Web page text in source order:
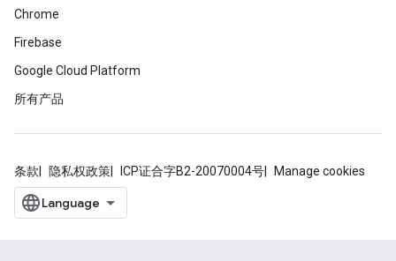
Chrome
Firebase
Google Cloud Platform
所有产品
条款 隐私权政策 ICP证合字B2-20070004号 Manage cookies